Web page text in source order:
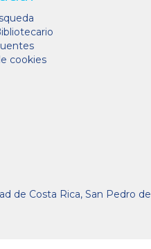
cookies
de Costa Rica, San Pedro de